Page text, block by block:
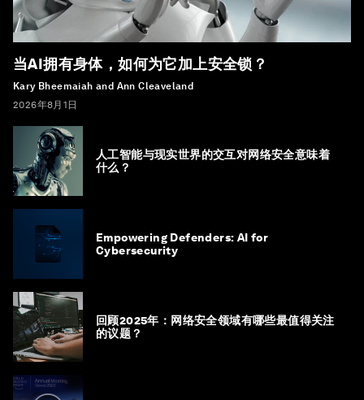
当AI拥有身体，如何为它加上安全锁？
Kary Bheemaiah and Ann Cleaveland
2026年8月1日
人工智能与现实世界的交互对网络安全意味着
什么？
Empowering Defenders: AI for
Cybersecurity
回顾2025年：网络安全领域有哪些最值得关注
的议题？